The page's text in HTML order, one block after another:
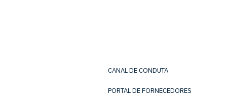
CANAL DE CONDUTA
PORTAL DE FORNECEDORES